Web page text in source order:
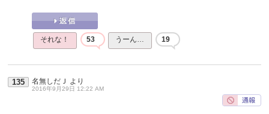
それな！ 53 うーん… 19
135 名無しだＪ より
2016年9月29日 12:22 AM